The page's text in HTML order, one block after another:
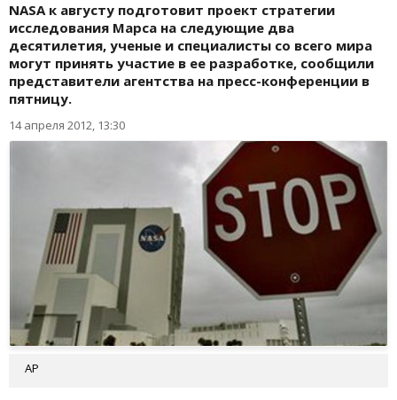
NASA к августу подготовит проект стратегии
исследования Марса на следующие два
десятилетия, ученые и специалисты со всего мира
могут принять участие в ее разработке, сообщили
представители агентства на пресс-конференции в
пятницу.
14 апреля 2012, 13:30
АР